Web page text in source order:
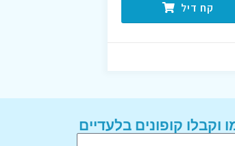
קח דיל
וקבלו קופונים בלעדיים